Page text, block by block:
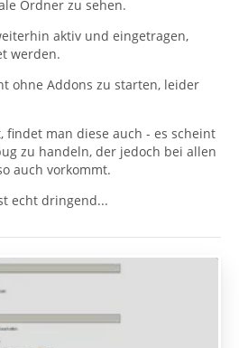
Ordner zu sehen.
aktiv und eingetragen,
werden.
ohne Addons zu starten, leider
findet man diese auch - es scheint
zu handeln, der jedoch bei allen
auch vorkommt.
echt dringend...